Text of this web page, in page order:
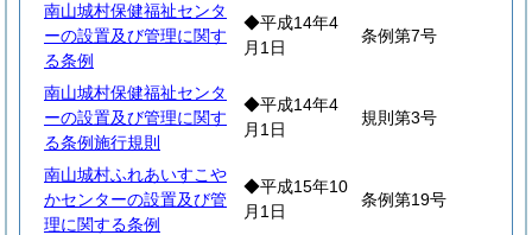
南山城村保健福祉センタ
ーの設置及び管理に関す
る条例
◆平成14年4
月1日
条例第7号
南山城村保健福祉センタ
ーの設置及び管理に関す
る条例施行規則
◆平成14年4
月1日
規則第3号
南山城村ふれあいすこや
かセンターの設置及び管
理に関する条例
◆平成15年10
月1日
条例第19号